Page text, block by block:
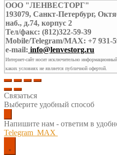
ООО "ЛЕНВЕСТОРГ"
193079, Санкт-Петербург,
наб., д.74, корпус 2
Тел/факс: (812)322-59-39
Mobile/Telegram/MAX: +7 931-
e-mail: info@lenvestorg.ru
Интернет-сайт носит исключительно
каких условиях не является публичной офертой.
Связаться
Выберите удобный способ
Напишите нам - ответим в
Telegram MAX